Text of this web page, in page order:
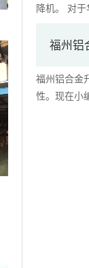
降机。 对
福州铝
福州铝合金
性。现在小